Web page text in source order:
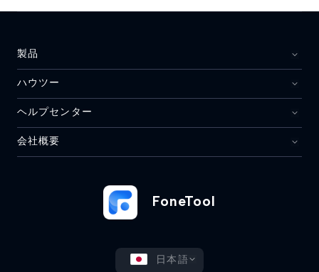
FoneTool
日本語
製品
ハウツー
ヘルプセンター
会社概要